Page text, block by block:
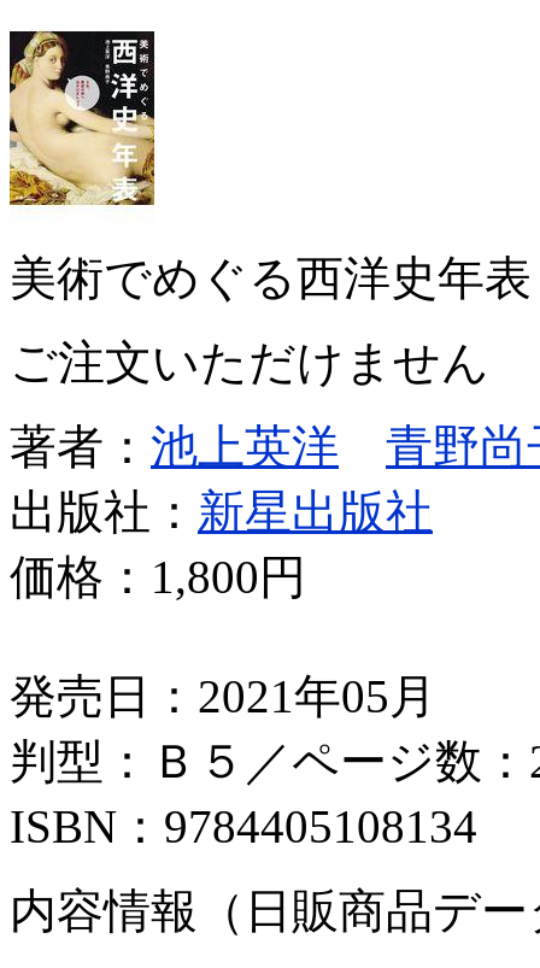
美術でめぐる西洋史年表
ご注文いただけません
著者： 池上英洋
青野尚
出版社： 新星出版社
価格： 1,800円
発売日：2021年05月
判型：Ｂ５／ページ数：
ISBN：9784405108134
内容情報（日販商品デ